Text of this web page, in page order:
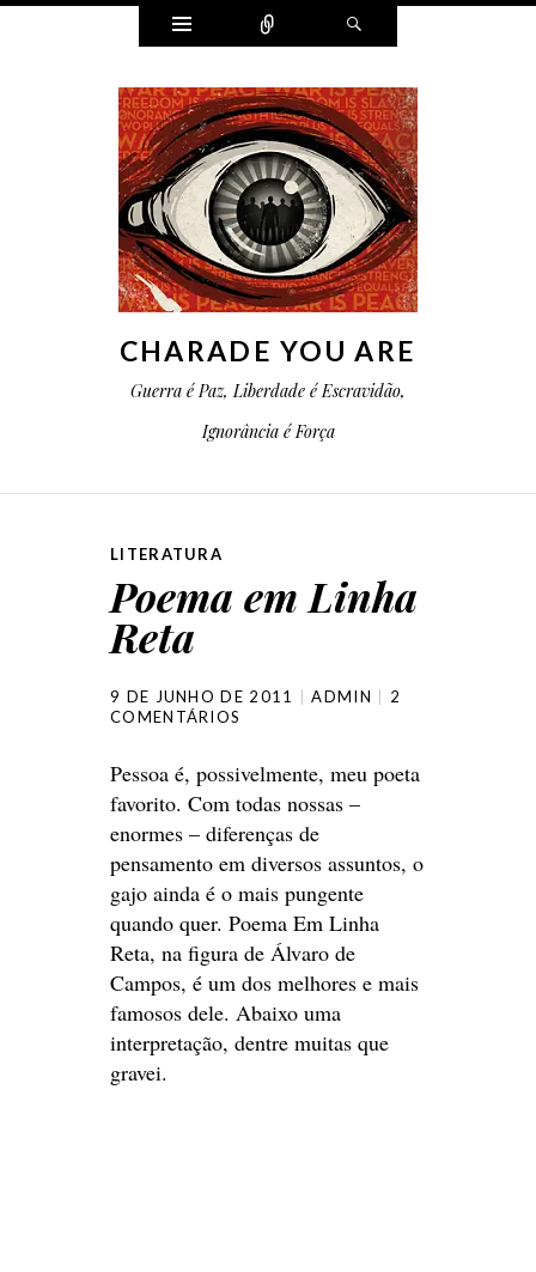
Widgets Conectar
CHARADE YOU ARE
Guerra é Paz, Liberdade é Escravidão,
Ignorância é Força
LITERATURA
Poema em Linha
Reta
9 DE JUNHO DE 2011 ADMIN
2
COMENTÁRIOS
Pessoa é, possivelmente, meu poeta
favorito. Com todas nossas –
enormes – diferenças de
pensamento em diversos assuntos, o
gajo ainda é o mais pungente
quando quer. Poema Em Linha
Reta, na figura de Álvaro de
Campos, é um dos melhores e mais
famosos dele. Abaixo uma
interpretação, dentre muitas que
gravei.